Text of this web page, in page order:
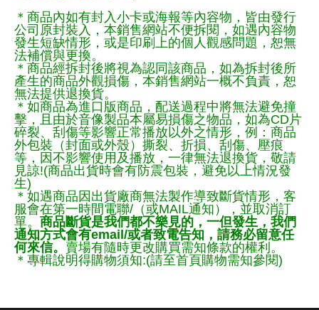
＊商品內如有封入小卡或海報等內容物，皆由發行
公司原封裝入，本銷售網站不便拆閱，如遇內容物
發生短缺情形，或是印刷上的個人觀感問題，恕無
法補償與更換。
＊商品經拆封後將視為認同該商品，如為拆封後所
產生的商品外觀損傷，本銷售網站一概不負責，恕
無法提供退換貨。
＊如商品為進口版商品，配送過程中將無法避免撞
擊，且由於音像製品本屬易損傷之物品，如為CD片
碎裂、刮傷等影響正常播放以外之情形，例：商品
外包裝（封面或外殼）撕裂、折損、刮傷、壓痕
等，因不影響使用及播放，一律無法退換貨，敬請
見諒!(商品出貨時會有防震包裝，避免以上情況發
生)
＊如遇商品因出貨廠商無法製作導致斷貨情形，客
服會在第一時間電聯/（或MAIL通知），並取消訂
單。 商品斷貨是我們都不樂見的，一但發生，我們
通知方式會有email/或者致電告知，請務必留意任
何來信。 賣場有隨時更改購買需知條款的權利。
＊專輯說明得購物須知:(請至首頁購物需知參閱)